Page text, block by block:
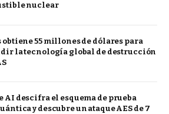
nuclear
obtiene 55 millones de dólares para
la tecnología global de destrucción
AI descifra el esquema de prueba
y descubre un ataque AES de 7